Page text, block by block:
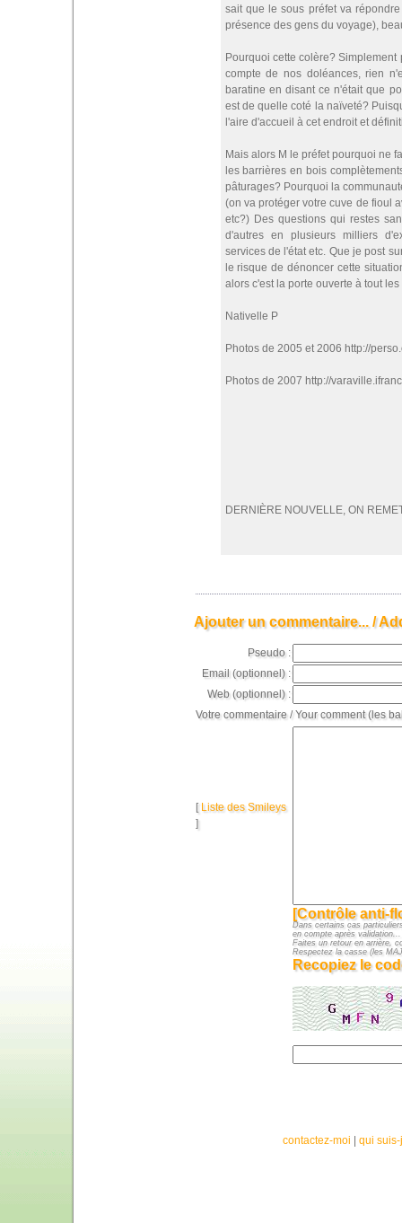
sait que le sous préfet va
présence des gens du voyage),
Pourquoi cette colère?
compte de nos doléances, rien
baratine en disant ce n'était que
est de quelle coté la naïveté?
l'aire d'accueil à cet endroit et
Mais alors M le préfet pourquoi ne
les barrières en bois
pâturages? Pourquoi la
(on va protéger votre cuve de fioul
etc?) Des questions qui restes
d'autres en plusieurs milliers
services de l'état etc. Que je post
le risque de dénoncer cette
alors c'est la porte ouverte à tout les
Nativelle P
Photos de 2005 et 2006 http://
Photos de 2007 http://
DERNIÈRE NOUVELLE, ON
Ajouter un commentaire... /
Pseudo :
Email (optionnel) :
Web (optionnel) :
Votre commentaire / Your comment (les
[ Liste des Smileys
]
[Contrôle anti-
Dans certains cas
en compte après
Faites un retour en arrière,
Respectez la casse (les
Recopiez le
contactez-moi qui